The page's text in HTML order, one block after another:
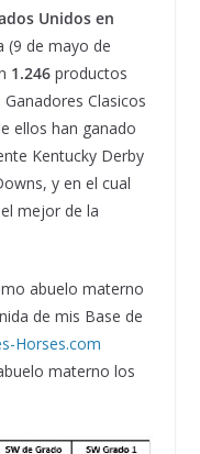
Unidos en
(9 de mayo de
1.246productos
Clasicos
ellos han ganado
Kentucky Derby
y en el cual
mejor de la
abuelo materno
de mis Base de
Horses.com
materno los